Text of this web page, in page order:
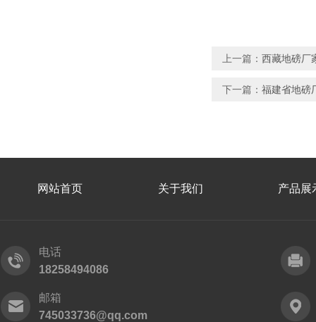
上一篇： 西藏地磅厂
下一篇： 福建省地磅
网站首页 关于我们 产品展
电话
18258494086
邮箱
745033736@qq.com